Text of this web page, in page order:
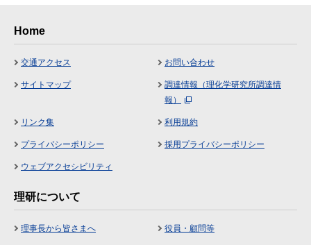
Home
交通アクセス お問い合わせ
サイトマップ
調達情報（理化学研究所調達情
報）
リンク集 利用規約
プライバシーポリシー 採用プライバシーポリシー
ウェブアクセシビリティ
理研について
理事長から皆さまへ 役員・顧問等